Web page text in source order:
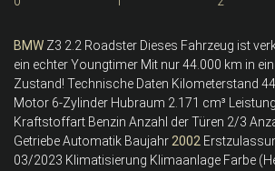
BMW Z3 2.2 Roadster Dieses Fahrzeug ist
ein echter Youngtimer Mit nur 44.000 km in
Zustand! Technische Daten Kilometerstand
Motor 6-Zylinder Hubraum 2.171 cm³
Kraftstoffart Benzin Anzahl der Türen 2/3
Getriebe Automatik Baujahr2002
03/2023 Klimatisierung Klimaanlage Farbe